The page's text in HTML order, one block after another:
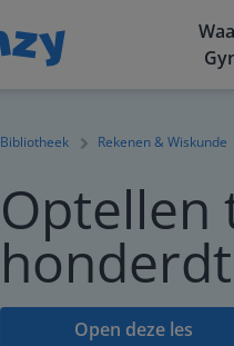
Bibliotheek Rekenen & Wiskunde
Optellen
Open deze les